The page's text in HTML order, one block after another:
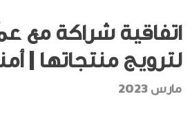
اتفاقية شراكة مع
لترويج منتجاتها |
مارس 2023